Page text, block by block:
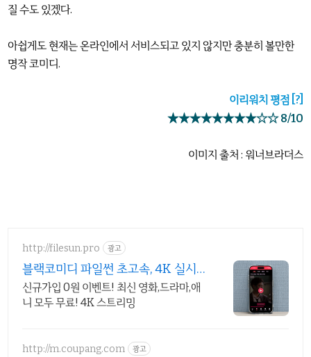
질 수도 있겠다.
아쉽게도 현재는 온라인에서 서비스되고 있지 않지만 충분히 볼만한
명작 코미디.
이리워치 평점 [?]
★★★★★★★★☆☆ 8/10
이미지 출처 : 워너브라더스
http://filesun.pro 광고
블랙코미디 파일썬 초고속, 4K 실시
간 보기!
신규가입 0원 이벤트! 최신 영화,드라마,애
니 모두 무료! 4K 스트리밍
http://m.coupang.com 광고